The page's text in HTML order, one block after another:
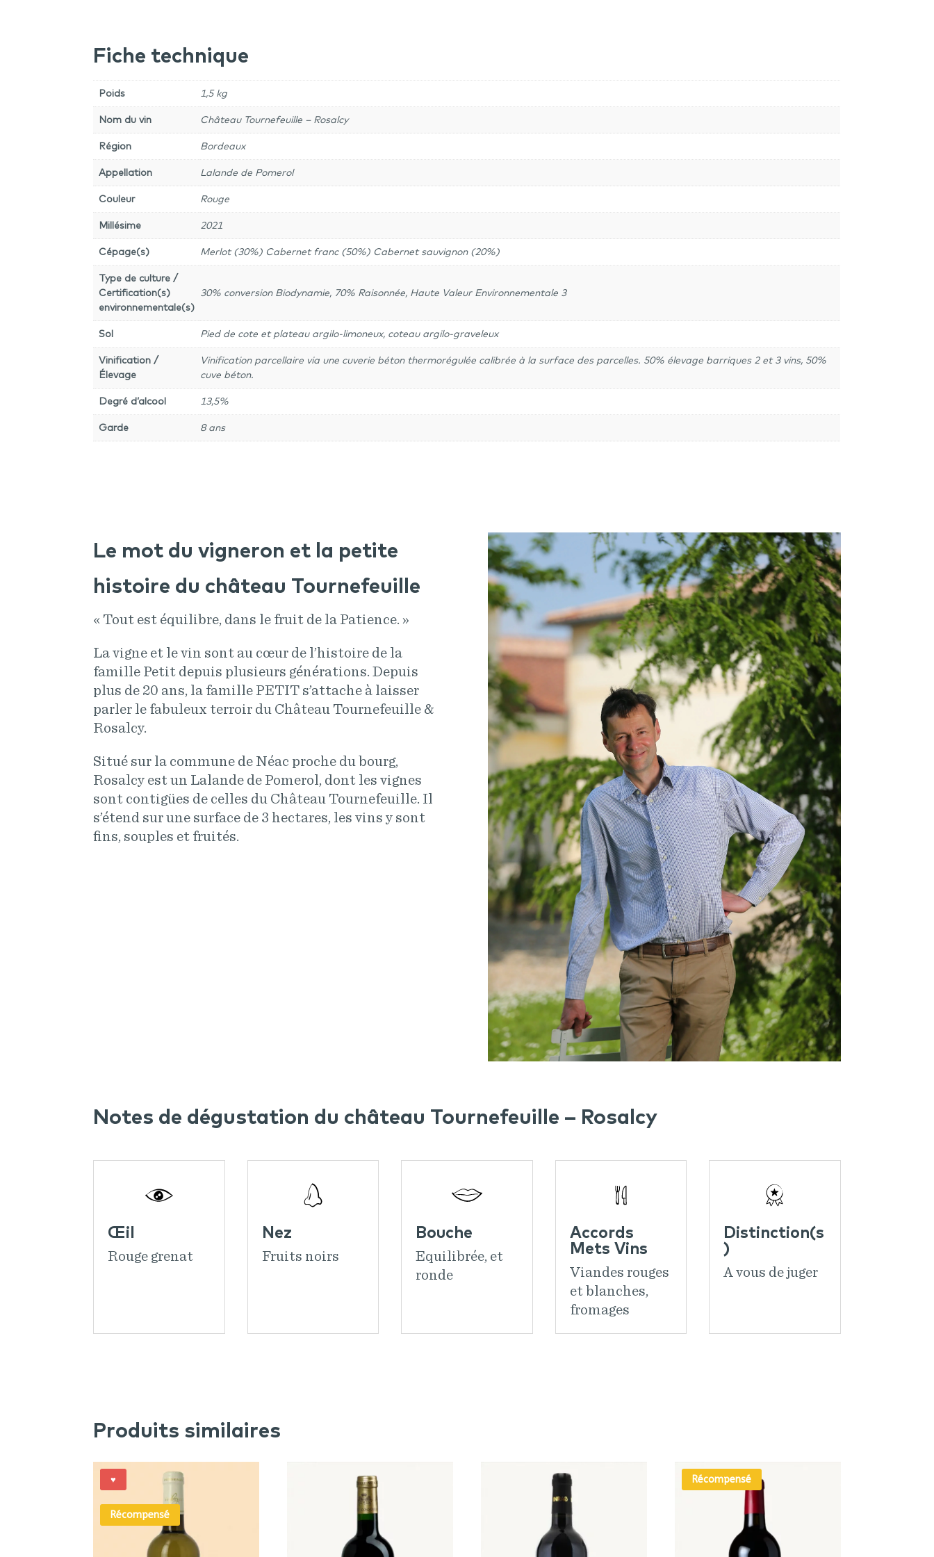
Fiche technique
Poids 1,5 kg
Nom du vin Château Tournefeuille – Rosalcy
Région Bordeaux
Appellation Lalande de Pomerol
Couleur Rouge
Millésime 2021
Cépage(s) Merlot (30%) Cabernet franc (50%) Cabernet sauvignon (20%)
Type de culture /
Certification(s)
environnementale(s)
30% conversion Biodynamie, 70% Raisonnée, Haute Valeur Environnementale 3
Sol Pied de cote et plateau argilo-limoneux, coteau argilo-graveleux
Vinification /
Élevage
Vinification parcellaire via une cuverie béton thermorégulée calibrée à la surface des parcelles. 50% élevage barriques 2 et 3 vins, 50%
cuve béton.
Degré d’alcool 13,5%
Garde 8 ans
Le mot du vigneron et la petite
histoire du château Tournefeuille
« Tout est équilibre, dans le fruit de la Patience. »
La vigne et le vin sont au cœur de l’histoire de la
famille Petit depuis plusieurs générations. Depuis
plus de 20 ans, la famille PETIT s’attache à laisser
parler le fabuleux terroir du Château Tournefeuille &
Rosalcy.
Situé sur la commune de Néac proche du bourg,
Rosalcy est un Lalande de Pomerol, dont les vignes
sont contigües de celles du Château Tournefeuille. Il
s’étend sur une surface de 3 hectares, les vins y sont
fins, souples et fruités.
Notes de dégustation du château Tournefeuille – Rosalcy
Œil
Rouge grenat
Nez
Fruits noirs
Bouche
Equilibrée, et
ronde
Accords
Mets Vins
Viandes rouges
et blanches,
fromages
Distinction(s
)
A vous de juger
Produits similaires
♥
Récompensé
Récompensé